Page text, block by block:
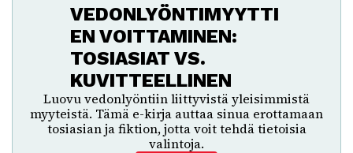
VEDONLYÖNTIMYYTTI
EN VOITTAMINEN:
TOSIASIAT VS.
KUVITTEELLINEN
Luovu vedonlyöntiin liittyvistä yleisimmistä
myyteistä. Tämä e-kirja auttaa sinua erottamaan
tosiasian ja fiktion, jotta voit tehdä tietoisia
valintoja.